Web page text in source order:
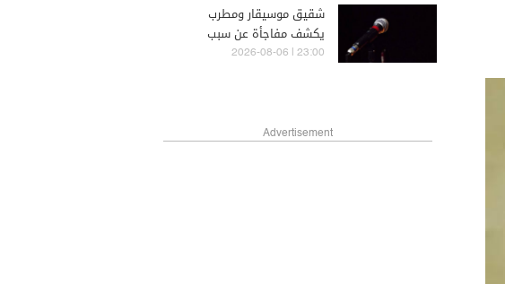
شقيق موسيقار ومطرب
يكشف مفاجأة عن سبب
فقدانه البصر قبل وفاته
23:00 | 2026-08-06
Advertisement